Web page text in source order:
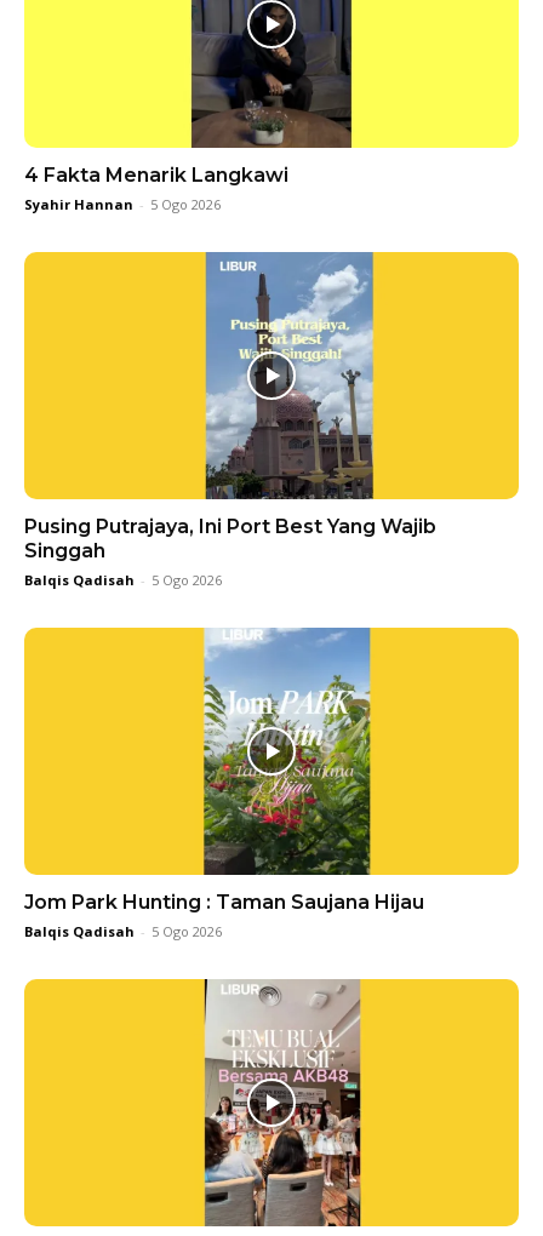
4 Fakta Menarik Langkawi
Syahir Hannan - 5 Ogo 2026
Pusing Putrajaya, Ini Port Best Yang Wajib
Singgah
Balqis Qadisah - 5 Ogo 2026
Jom Park Hunting : Taman Saujana Hijau
Balqis Qadisah - 5 Ogo 2026